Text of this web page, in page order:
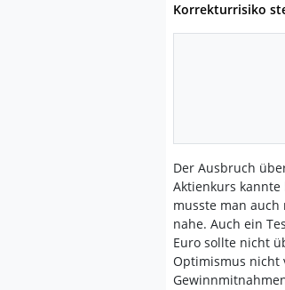
Korrekturrisiko
Der Ausbruch
Aktienkurs
musste man auch
nahe. Auch ein
Euro sollte nicht
Optimismus nicht